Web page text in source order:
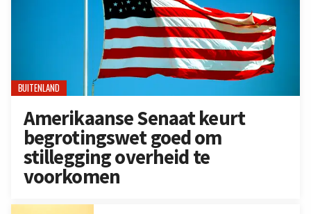
BUITENLAND
Amerikaanse Senaat keurt
begrotingswet goed om
stillegging overheid te
voorkomen